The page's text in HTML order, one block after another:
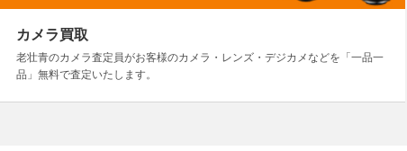
カメラ買取
老壮青のカメラ査定員がお客様のカメラ・レンズ・デジカメなどを「一品一
品」無料で査定いたします。